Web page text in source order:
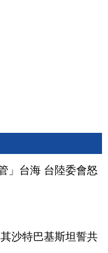
」台海 台陸委會怒
沙特巴基斯坦誓共